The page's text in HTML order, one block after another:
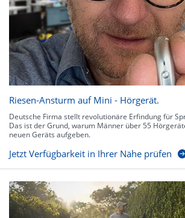
Riesen-Ansturm auf Mini - Hörgerät.
Deutsche Firma stellt revolutionäre Erfindung für
Das ist der Grund, warum Männer über 55
neuen Geräts aufgeben.
Jetzt Verfügbarkeit in Ihrer Nähe prüfen